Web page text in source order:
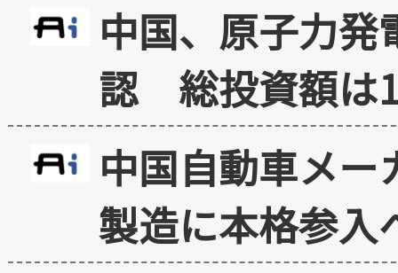
中国、原子力
認 総投資額は
中国自動車メ
製造に本格参入